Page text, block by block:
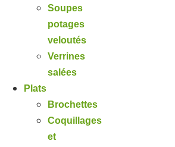
Soupes
potages
veloutés
Verrines
salées
Plats
Brochettes
Coquillages
et